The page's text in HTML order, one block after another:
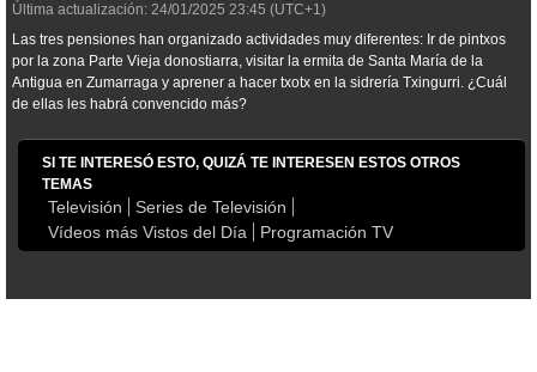
Última actualización: 24/01/2025 23:45 (UTC+1)
Las tres pensiones han organizado actividades muy diferentes: Ir de pintxos
por la zona Parte Vieja donostiarra, visitar la ermita de Santa María de la
Antigua en Zumarraga y aprener a hacer txotx en la sidrería Txingurri. ¿Cuál
de ellas les habrá convencido más?
SI TE INTERESÓ ESTO, QUIZÁ TE INTERESEN ESTOS OTROS
TEMAS
Televisión
Series de Televisión
Vídeos más Vistos del Día
Programación TV